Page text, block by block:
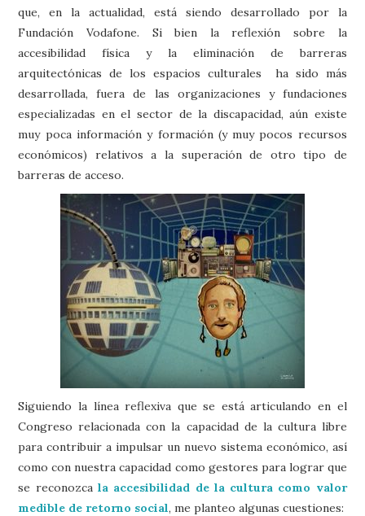
que, en la actualidad, está siendo desarrollado por la
Fundación Vodafone. Si bien la reflexión sobre la
accesibilidad física y la eliminación de barreras
arquitectónicas de los espacios culturales ha sido más
desarrollada, fuera de las organizaciones y fundaciones
especializadas en el sector de la discapacidad, aún existe
muy poca información y formación (y muy pocos recursos
económicos) relativos a la superación de otro tipo de
barreras de acceso.
Siguiendo la línea reflexiva que se está articulando en el
Congreso relacionada con la capacidad de la cultura libre
para contribuir a impulsar un nuevo sistema económico, así
como con nuestra capacidad como gestores para lograr que
se reconozca la accesibilidad de la cultura como valor
medible de retorno social, me planteo algunas cuestiones: